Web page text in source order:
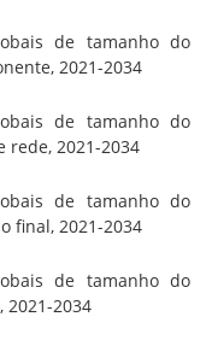
de tamanho do
2021-2034
de tamanho do
rede, 2021-2034
de tamanho do
final, 2021-2034
de tamanho do
2021-2034